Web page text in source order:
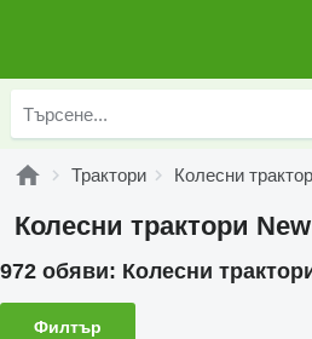
Трактори Колесни
Колесни трактори
972 обяви: Колесни
Филтър